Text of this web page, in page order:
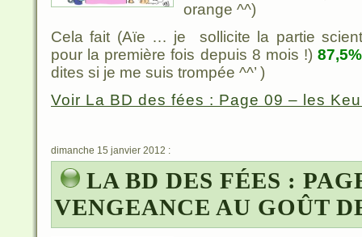
orange ^^)
Cela fait (Aïe … je sollicite la partie
pour la première fois depuis 8 mois !)
dites si je me suis trompée ^^’ )
Voir La BD des fées : Page 09 – les
dimanche 15 janvier 2012 :
LA BD DES FÉES :
VENGEANCE AU GOÛT